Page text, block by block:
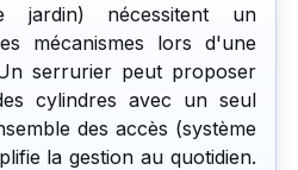
jardin) nécessitent un
mécanismes lors d'une
serrurier peut proposer
cylindres avec un seul
des accès (système
la gestion au quotidien.